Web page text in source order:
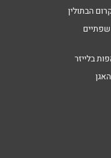
הבתולין
בלייזר